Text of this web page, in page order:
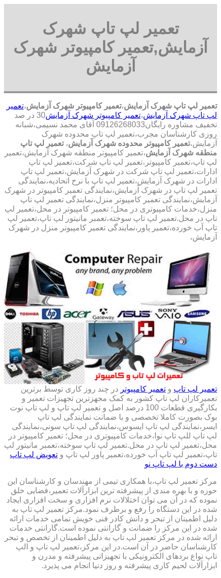
تعمیر لپ تاپ شهرک
آزمایش,تعمیر کامپیوتر شهرک
آزمایش
تعمیر لپ تاپ شهرک آزمایش،تعمیر کامپیوتر شهرک آزمایش،تعمیر
لپ تاپ شهرک آزمایش،تعمیر کامپیوتر شهرک آزمایش
30 در صد
تخفیف مشاوره رایگان09126268033 آقای محمد نسیمی،شبانه
روزی کارشناسان مجرب،تعمیر لپ تاپ محدوده شهرک
آزمایش،تعمیر کامپیوتر محدوده شهرک آزمایش، تعمیر لپ تاپ
منطقه شهرک آزمایش،تعمیر کامپیوتر منطقه شهرک آزمایش،تعمیر
لپ تاپ،تعمیر کامپیوتر،تعمیر لپ تاپ شرکت،تعمیر لپ تاپ
ادارات،تعمیر لپ تاپ شرکت در شهرک آزمایش،تعمیر لپ تاپ
ادارات در شهرک آزمایش،تعمیر لپ تاپ با نرخ اتحادیه،نمایندگی
تعمیر لپ تاپ در شهرک آزمایش،نمایندگی تعمیر کامپیوتر در شهرک
آزمایش،نمایندگی تعمیر کامپیوتر منزل،نمایندگی تعمیر لپ تاپ
منزل،خدمات کامپیوتری در محل؛ تعمیر کامپیوتر در محل،تعمیر لپ
تاپ در محل.تعمیر لپ تاپ سوخته،تعمبر مانیتور لپ تاپ،تعمیر لپ
تاپ آب خورده،تعمیر پاور،نمایندگی تعمیر کامپیوتر منزل در شهرک
آزمایش،
تعمیر لپ تاپ و تعمیر کامپیوتر در چند روز کاری توسط برترین
تعمیرکاران لپ تاپ کشور به کمک مجهزترین تجهیزات تعمیر و
بکارگیری قطعات 100 درصد اصل و تعمیر لپ تاپ و لپ تاپ نوت
بوک بصورت کاملا تخصصی و با ضمانت نمایندگی لپ تاپ
ایسر،نمایندگی لپ تاپ ایسوس،نمایندگی لپ تاپ سونی،نمایندگی
لپ تاپ للپ تاپ نوا،خدمات کامپیوتری در محل؛ تعمیر کامپیوتر در
محل،تعمیر لپ تاپ در محل.تعمیر لپ تاپ سوخته،تعمبر مانیتور لپ
تاپ،تعمیر لپ تاپ آب خورده،تعمیر پاور لپ تاپ و تعویض لپ تاپ
دست دوم با لپ تاپ نو
مرکز تعمیر لپ تاپ،با همکاری تیمی از مهندسان و کارشناسان این
حوزه و با بهره مندی از پیشرفته ترین ابزارآلات تعمیر،فضایی خلق
نموده که در آن می توان اختلالات نرم افزاری و سخت افزاری ایجاد
شده در این دستگاه را رفع و برطرف نمود.مرکز تعمیر لپ تاپ به
دلیل اطمینان از تبحر و دانش کادر فنی خویش تمامی خدمات ارائه
شده در این مرکز را ضمانت و گارانتی نموده است.گارانتی خدمات
ارائه شده در مرکز تعمیر لپ تاپ به دلیل اطمینان از تخصص و تبحر
کارشناسان حاضر در آن است.در این مرکز،تعمیر لپ تاپ و الپ
تاپ نواع بردهای الکترونیکی با تجهیزاتی پیشرفته و مدرن و
ابزارآلات لحیم کاری پیشرفته و روز دنیا انجام می پذیرد.